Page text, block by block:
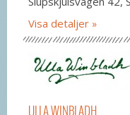
Visa detaljer
ULLA WINBLADH